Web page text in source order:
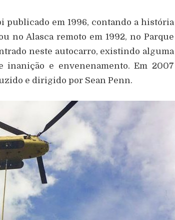
publicado em 1996, contando a história
no Alasca remoto em 1992, no Parque
neste autocarro, existindo alguma
inanição e envenenamento.Em 2007
e dirigido por Sean Penn.